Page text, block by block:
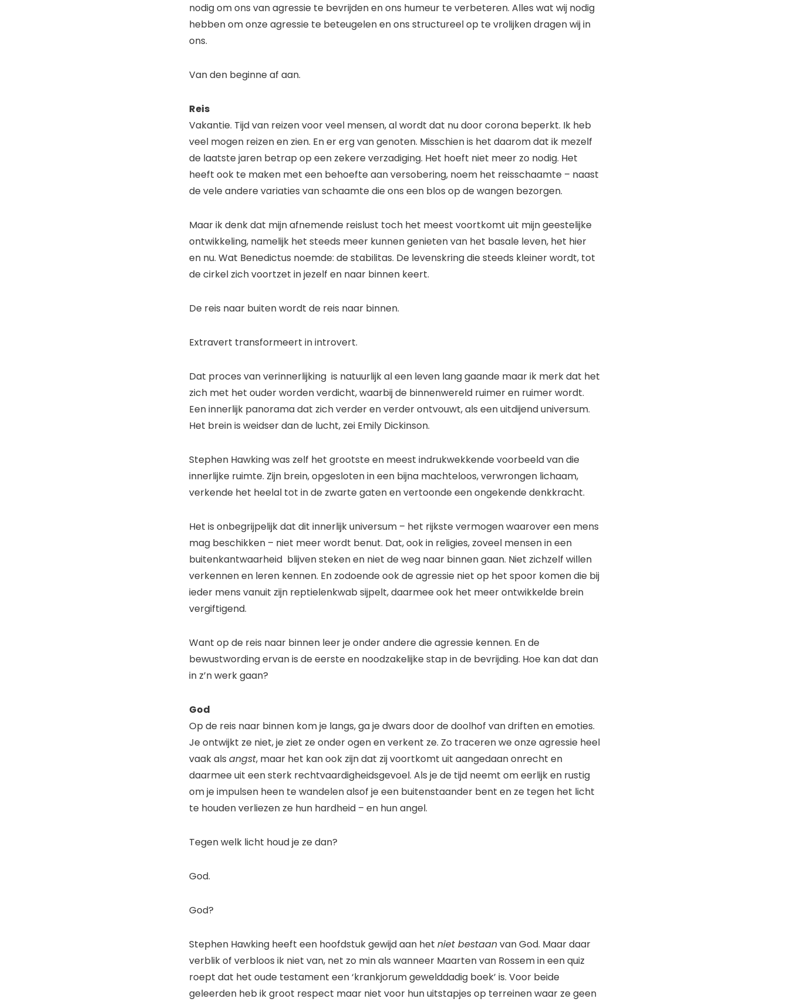
nodig om ons van agressie te bevrijden en ons humeur te verbeteren. Alles wat wij nodig
hebben om onze agressie te beteugelen en ons structureel op te vrolijken dragen wij in
ons.
Van den beginne af aan.
Reis
Vakantie. Tijd van reizen voor veel mensen, al wordt dat nu door corona beperkt. Ik heb
veel mogen reizen en zien. En er erg van genoten. Misschien is het daarom dat ik mezelf
de laatste jaren betrap op een zekere verzadiging. Het hoeft niet meer zo nodig. Het
heeft ook te maken met een behoefte aan versobering, noem het reisschaamte – naast
de vele andere variaties van schaamte die ons een blos op de wangen bezorgen.
Maar ik denk dat mijn afnemende reislust toch het meest voortkomt uit mijn geestelijke
ontwikkeling, namelijk het steeds meer kunnen genieten van het basale leven, het hier
en nu. Wat Benedictus noemde: de stabilitas. De levenskring die steeds kleiner wordt, tot
de cirkel zich voortzet in jezelf en naar binnen keert.
De reis naar buiten wordt de reis naar binnen.
Extravert transformeert in introvert.
Dat proces van verinnerlijking is natuurlijk al een leven lang gaande maar ik merk dat het
zich met het ouder worden verdicht, waarbij de binnenwereld ruimer en ruimer wordt.
Een innerlijk panorama dat zich verder en verder ontvouwt, als een uitdijend universum.
Het brein is weidser dan de lucht, zei Emily Dickinson.
Stephen Hawking was zelf het grootste en meest indrukwekkende voorbeeld van die
innerlijke ruimte. Zijn brein, opgesloten in een bijna machteloos, verwrongen lichaam,
verkende het heelal tot in de zwarte gaten en vertoonde een ongekende denkkracht.
Het is onbegrijpelijk dat dit innerlijk universum – het rijkste vermogen waarover een mens
mag beschikken – niet meer wordt benut. Dat, ook in religies, zoveel mensen in een
buitenkantwaarheid blijven steken en niet de weg naar binnen gaan. Niet zichzelf willen
verkennen en leren kennen. En zodoende ook de agressie niet op het spoor komen die bij
ieder mens vanuit zijn reptielenkwab sijpelt, daarmee ook het meer ontwikkelde brein
vergiftigend.
Want op de reis naar binnen leer je onder andere die agressie kennen. En de
bewustwording ervan is de eerste en noodzakelijke stap in de bevrijding. Hoe kan dat dan
in z’n werk gaan?
God
Op de reis naar binnen kom je langs, ga je dwars door de doolhof van driften en emoties.
Je ontwijkt ze niet, je ziet ze onder ogen en verkent ze. Zo traceren we onze agressie heel
vaak als angst, maar het kan ook zijn dat zij voortkomt uit aangedaan onrecht en
daarmee uit een sterk rechtvaardigheidsgevoel. Als je de tijd neemt om eerlijk en rustig
om je impulsen heen te wandelen alsof je een buitenstaander bent en ze tegen het licht
te houden verliezen ze hun hardheid – en hun angel.
Tegen welk licht houd je ze dan?
God.
God?
Stephen Hawking heeft een hoofdstuk gewijd aan het niet bestaanvan God. Maar daar
verblik of verbloos ik niet van, net zo min als wanneer Maarten van Rossem in een quiz
roept dat het oude testament een ‘krankjorum gewelddadig boek’ is. Voor beide
geleerden heb ik groot respect maar niet voor hun uitstapjes op terreinen waar ze geen